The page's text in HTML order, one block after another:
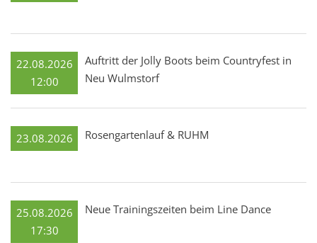
22.08.2026
12:00
Auftritt der Jolly Boots beim Countryfest in
Neu Wulmstorf
23.08.2026 Rosengartenlauf & RUHM
25.08.2026
17:30
Neue Trainingszeiten beim Line Dance